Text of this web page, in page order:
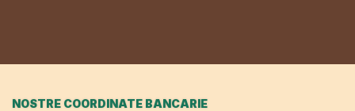
NOSTRE COORDINATE BANCARIE